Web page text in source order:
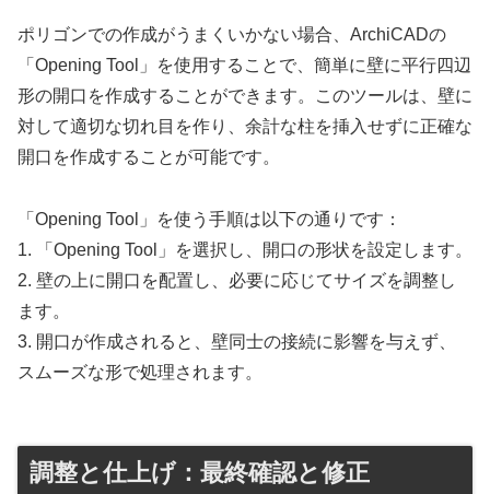
ポリゴンでの作成がうまくいかない場合、ArchiCADの
「Opening Tool」を使用することで、簡単に壁に平行四辺
形の開口を作成することができます。このツールは、壁に
対して適切な切れ目を作り、余計な柱を挿入せずに正確な
開口を作成することが可能です。
「Opening Tool」を使う手順は以下の通りです：
1. 「Opening Tool」を選択し、開口の形状を設定します。
2. 壁の上に開口を配置し、必要に応じてサイズを調整し
ます。
3. 開口が作成されると、壁同士の接続に影響を与えず、
スムーズな形で処理されます。
調整と仕上げ：最終確認と修正